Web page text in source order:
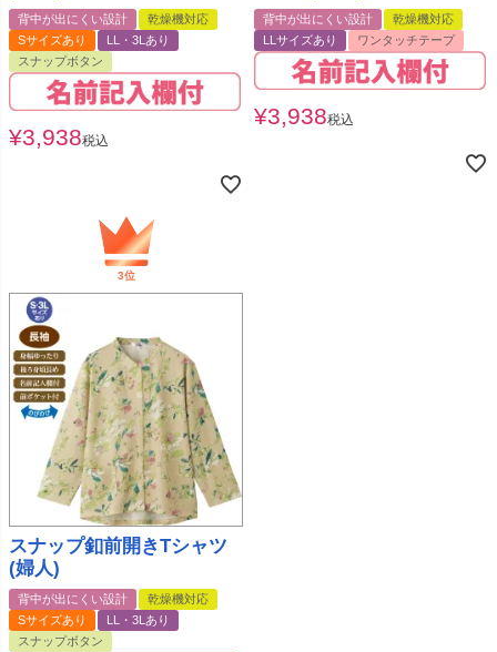
背中が出にくい設計
乾燥機対応
Sサイズあり
LL・3Lあり
スナップボタン
¥3,938税込
背中が出にくい設計
乾燥機対応
LLサイズあり
ワンタッチテープ
¥3,938税込
スナップ釦前開きTシャツ
(婦人)
背中が出にくい設計
乾燥機対応
Sサイズあり
LL・3Lあり
スナップボタン